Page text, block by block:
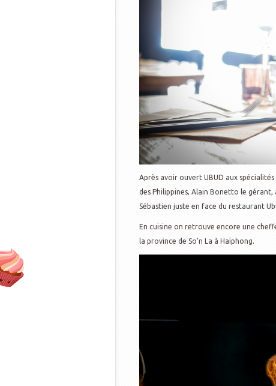
Après avoir ouvert UBUD aux
des Philippines, Alain Bonetto le
Sébastien juste en face du restaurant
En cuisine on retrouve encore une
la province de So’n La à Haïphong.